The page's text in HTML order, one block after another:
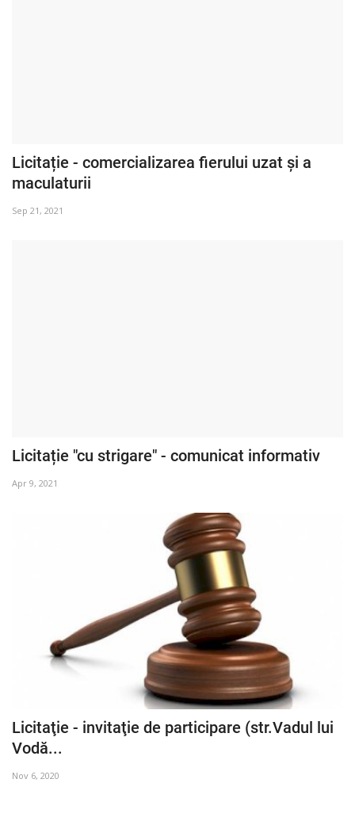
Licitație - comercializarea fierului uzat și a
maculaturii
Sep 21, 2021
Licitație "cu strigare" - comunicat informativ
Apr 9, 2021
Licitaţie - invitaţie de participare (str.Vadul lui
Vodă...
Nov 6, 2020